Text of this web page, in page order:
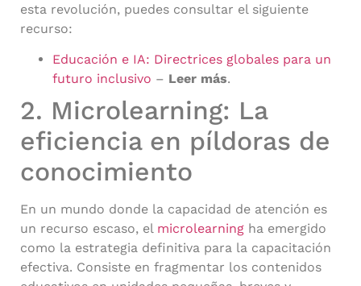
esta revolución, puedes consultar el siguiente
recurso:
Educación e IA: Directrices globales para un
futuro inclusivo – Leer más.
2. Microlearning: La
eficiencia en píldoras de
conocimiento
En un mundo donde la capacidad de atención es
un recurso escaso, el microlearning ha emergido
como la estrategia definitiva para la capacitación
efectiva. Consiste en fragmentar los contenidos